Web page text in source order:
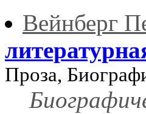
Вейнберг
Проза,